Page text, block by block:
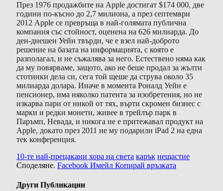
През 1976 продажбите на Apple достигат $174 000, две
години по-късно до 2,7 милиона, а през септември
2012 Apple се превръща в най-голямата публична
компания със стойност, оценена на 626 милиарда. До
ден-днешен Уейн твърди, че е взел най-доброто
решение на базата на информацията, с която е
разполагал, и не съжалява за него. Естествено няма как
да му повярваме, защото, ако не беше продал за жълти
стотинки дела си, сега той щеше да струва около 35
милиарда долара. Иначе в момента Роналд Уейн е
пенсионер, има няколко патента за изобретения, но не
изкарва пари от никой от тях, върти скромен бизнес с
марки и редки монети, живее в трейлър парк в
Паръмп, Невада, и никога не е притежавал продукт на
Apple, докато през 2011 не му подарили iPad 2 на една
тек конференция.
10-те най-прецакани хора на света карък нещастие
Споделяне. Facebook Имейл Копирай връзката
Други Публикации